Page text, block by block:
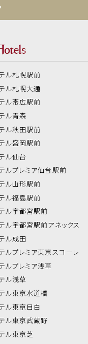
ル札幌駅前
ル札幌大通
ル帯広駅前
ル青森
ル秋田駅前
ル盛岡駅前
ル仙台
ルプレミア仙台駅前
ル山形駅前
ル福島駅前
ル宇都宮駅前
ル宇都宮駅前アネックス
ル成田
ルプレミア東京スコーレ
ルプレミア浅草
ル浅草
ル東京水道橋
ル東京目白
ル東京武蔵野
ル東京芝